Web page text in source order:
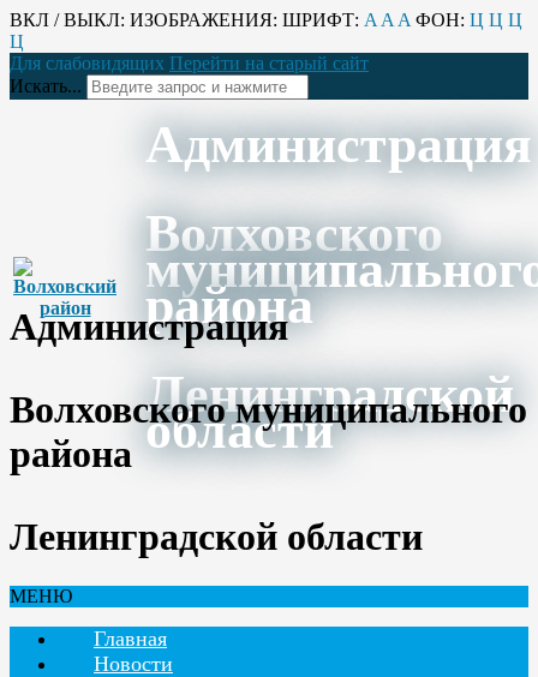
ВКЛ / ВЫКЛ: ИЗОБРАЖЕНИЯ: ШРИФТ: A A A ФОН: Ц Ц Ц
Ц
Для слабовидящих Перейти на старый сайт
Искать...
Администрация
Волховского
района
Ленинградской
области
Администрация
Волховского муниципального
района
Ленинградской области
МЕНЮ
Главная
Новости